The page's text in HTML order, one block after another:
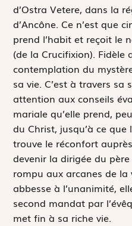
d’Ostra Vetere, dans la
d’Ancône. Ce n’est que
prend l’habit et reçoit le
(de la Crucifixion).
contemplation du
sa vie. C’est à travers
attention aux conseils
mariale qu’elle prend,
du Christ, jusqu’à ce
trouve le réconfort
devenir la dirigée du
rompu aux arcanes de la
abbesse à l’unanimité,
second mandat par
met fin à sa riche vie.